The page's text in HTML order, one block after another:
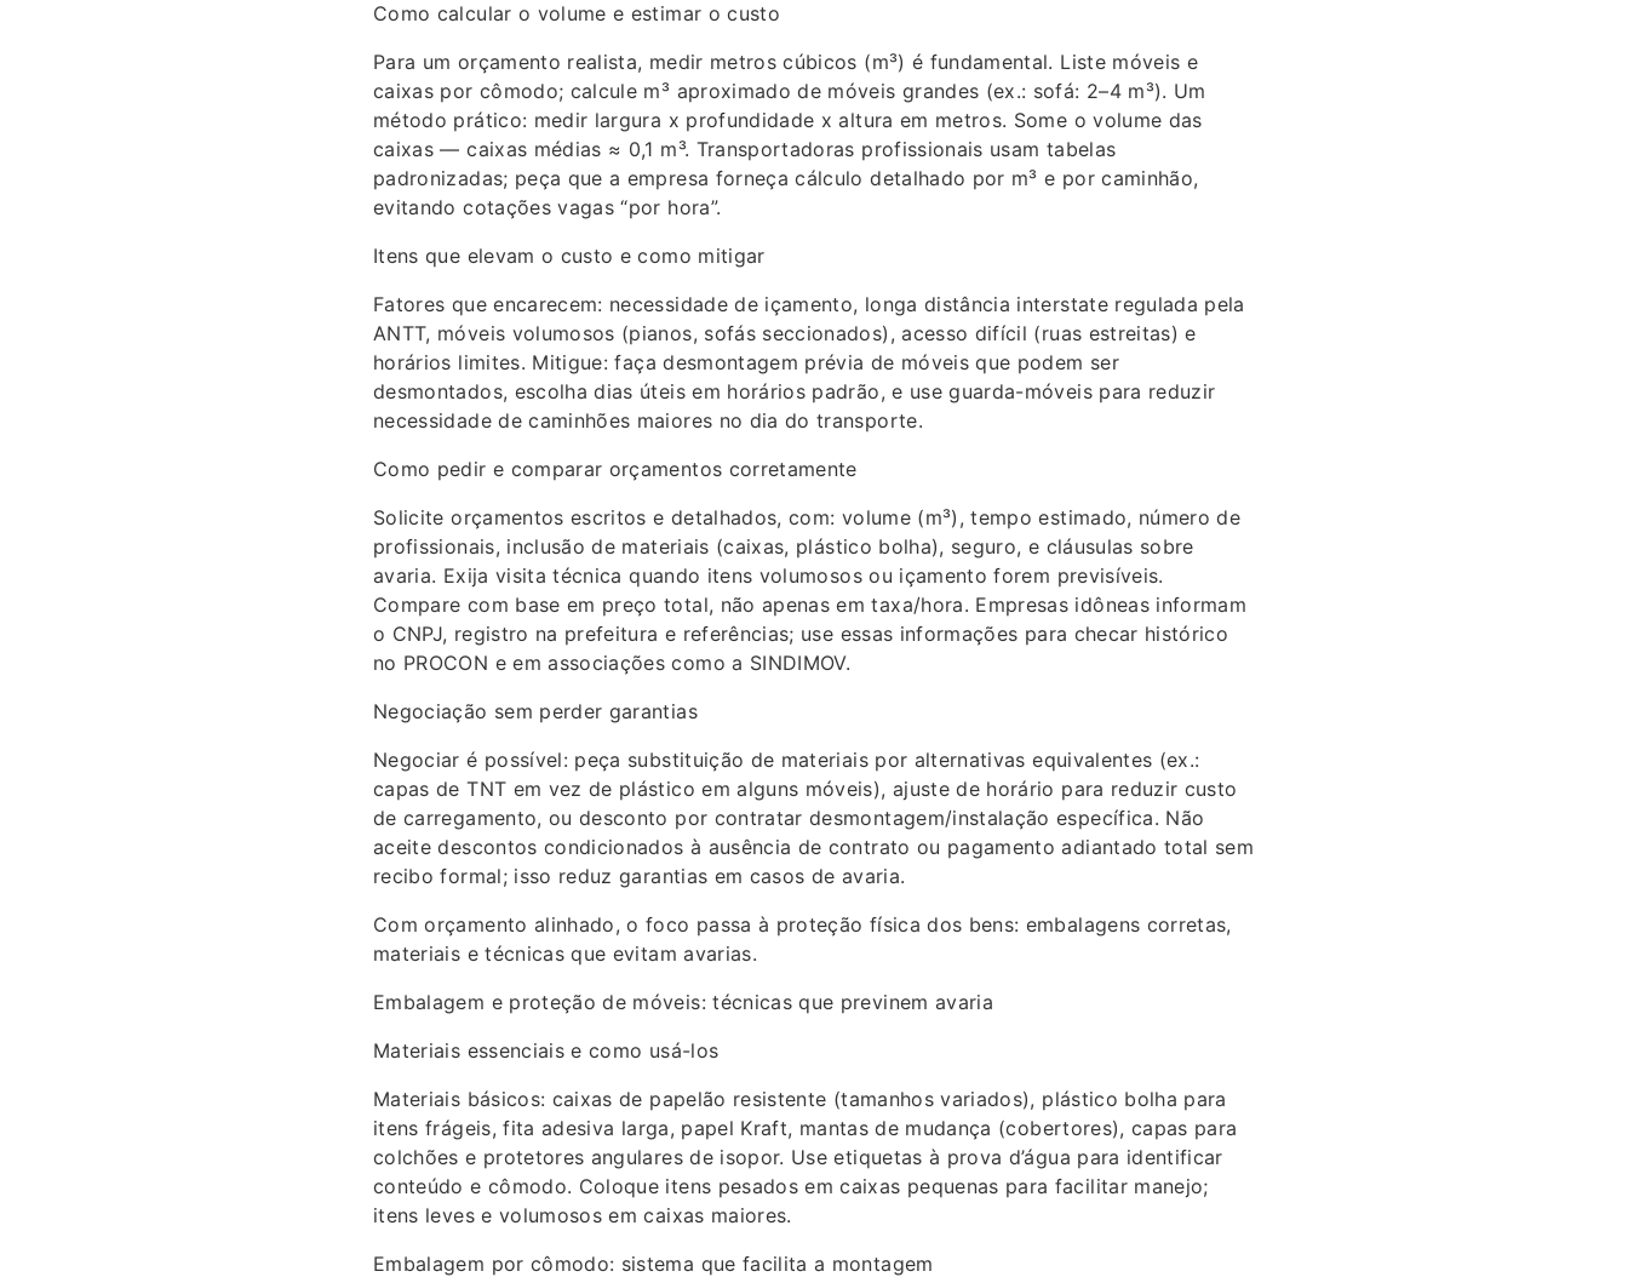
Como calcular o volume e estimar o custo
Para um orçamento realista, medir metros cúbicos (m³) é fundamental. Liste móveis e
caixas por cômodo; calcule m³ aproximado de móveis grandes (ex.: sofá: 2–4 m³). Um
método prático: medir largura x profundidade x altura em metros. Some o volume das
caixas — caixas médias ≈ 0,1 m³. Transportadoras profissionais usam tabelas
padronizadas; peça que a empresa forneça cálculo detalhado por m³ e por caminhão,
evitando cotações vagas “por hora”.
Itens que elevam o custo e como mitigar
Fatores que encarecem: necessidade de içamento, longa distância interstate regulada pela
ANTT, móveis volumosos (pianos, sofás seccionados), acesso difícil (ruas estreitas) e
horários limites. Mitigue: faça desmontagem prévia de móveis que podem ser
desmontados, escolha dias úteis em horários padrão, e use guarda-móveis para reduzir
necessidade de caminhões maiores no dia do transporte.
Como pedir e comparar orçamentos corretamente
Solicite orçamentos escritos e detalhados, com: volume (m³), tempo estimado, número de
profissionais, inclusão de materiais (caixas, plástico bolha), seguro, e cláusulas sobre
avaria. Exija visita técnica quando itens volumosos ou içamento forem previsíveis.
Compare com base em preço total, não apenas em taxa/hora. Empresas idôneas informam
o CNPJ, registro na prefeitura e referências; use essas informações para checar histórico
no PROCON e em associações como a SINDIMOV.
Negociação sem perder garantias
Negociar é possível: peça substituição de materiais por alternativas equivalentes (ex.:
capas de TNT em vez de plástico em alguns móveis), ajuste de horário para reduzir custo
de carregamento, ou desconto por contratar desmontagem/instalação específica. Não
aceite descontos condicionados à ausência de contrato ou pagamento adiantado total sem
recibo formal; isso reduz garantias em casos de avaria.
Com orçamento alinhado, o foco passa à proteção física dos bens: embalagens corretas,
materiais e técnicas que evitam avarias.
Embalagem e proteção de móveis: técnicas que previnem avaria
Materiais essenciais e como usá-los
Materiais básicos: caixas de papelão resistente (tamanhos variados), plástico bolha para
itens frágeis, fita adesiva larga, papel Kraft, mantas de mudança (cobertores), capas para
colchões e protetores angulares de isopor. Use etiquetas à prova d’água para identificar
conteúdo e cômodo. Coloque itens pesados em caixas pequenas para facilitar manejo;
itens leves e volumosos em caixas maiores.
Embalagem por cômodo: sistema que facilita a montagem